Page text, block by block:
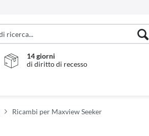
14 giorni
di diritto di recesso
Ricambi per Maxview Seeker